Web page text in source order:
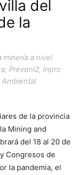
del
la
minería a nivel
Preveni2, Inpro
Ambiental
de la provincia
Mining and
del 18 al 20 de
Congresos de
la pandemia, el